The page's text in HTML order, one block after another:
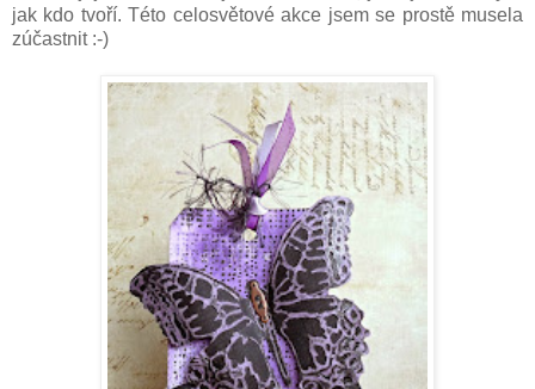
jak kdo tvoří. Této celosvětové akce jsem se prostě musela
zúčastnit :-)